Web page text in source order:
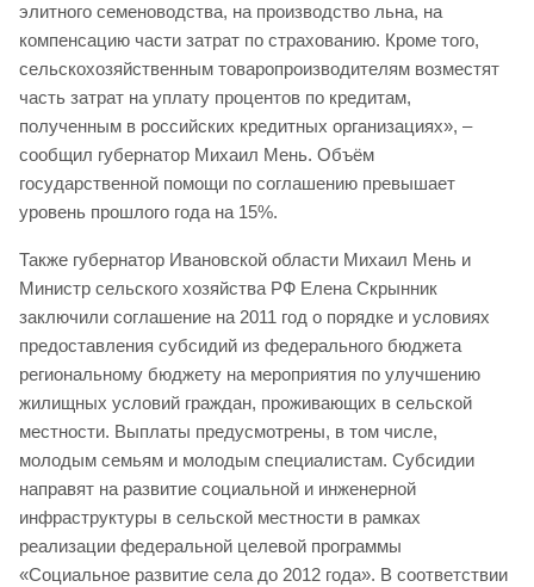
элитного семеноводства, на производство льна, на
компенсацию части затрат по страхованию. Кроме того,
сельскохозяйственным товаропроизводителям возместят
часть затрат на уплату процентов по кредитам,
полученным в российских кредитных организациях», –
сообщил губернатор Михаил Мень. Объём
государственной помощи по соглашению превышает
уровень прошлого года на 15%.
Также губернатор Ивановской области Михаил Мень и
Министр сельского хозяйства РФ Елена Скрынник
заключили соглашение на 2011 год о порядке и условиях
предоставления субсидий из федерального бюджета
региональному бюджету на мероприятия по улучшению
жилищных условий граждан, проживающих в сельской
местности. Выплаты предусмотрены, в том числе,
молодым семьям и молодым специалистам. Субсидии
направят на развитие социальной и инженерной
инфраструктуры в сельской местности в рамках
реализации федеральной целевой программы
«Социальное развитие села до 2012 года». В соответствии